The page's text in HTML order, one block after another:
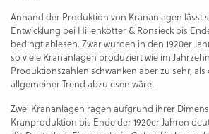
Anhand der Produktion von Krananlagen lässt
Entwicklung bei Hillenkötter & Ronsieck bis
bedingt ablesen. Zwar wurden in den 1920er
so viele Krananlagen produziert wie im
Produktionszahlen schwanken aber zu sehr, als
allgemeiner Trend abzulesen wäre.
Zwei Krananlagen ragen aufgrund ihrer
Kranproduktion bis Ende der 1920er Jahren